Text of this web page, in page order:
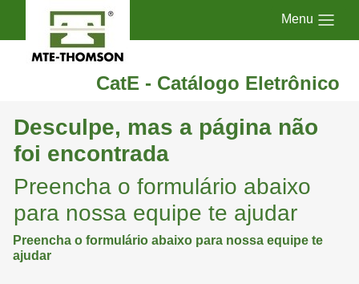
Menu
CatE - Catálogo Eletrônico
Desculpe, mas a página não
foi encontrada
Preencha o formulário abaixo
para nossa equipe te ajudar
Preencha o formulário abaixo para nossa equipe te
ajudar